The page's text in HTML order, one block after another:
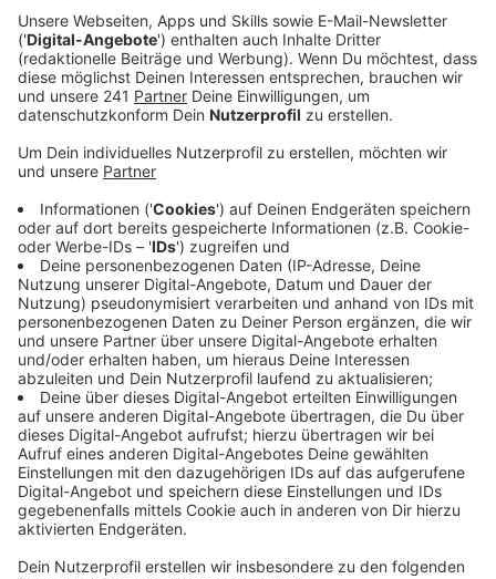
Anzeige
Autobatterien machen bei der Hitze
schlapp
Anzeige
Die hohen Temperaturen haben in der vergangenen
Woche für mehr als 100 zusätzliche ADAC-Einsätze in
und um Leverkusen gesorgt. Landesweit mussten sie
rund 20 Prozent häufiger helfen als noch zwei Wochen
zuvor. Häufigste Ursache war eine schwache oder
defekte Autobatterie. Dahinter folgen Probleme mit
Motor, Kühlung oder Klimaanlage, die bei Hitze
besonders anfällig sind. Wer bald mit dem Auto in den
Urlaub fährt, sollte sein Fahrzeug deshalb vorher noch
einmal gründlich durchchecken lassen, empfiehlt der
ADAC.
Anzeige